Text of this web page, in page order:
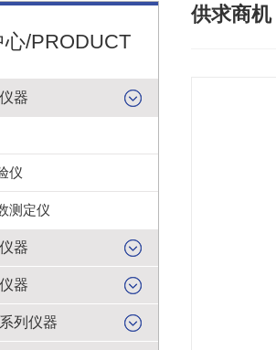
供求商机
心/PRODUCT
器
仪
测定仪
器
器
列仪器